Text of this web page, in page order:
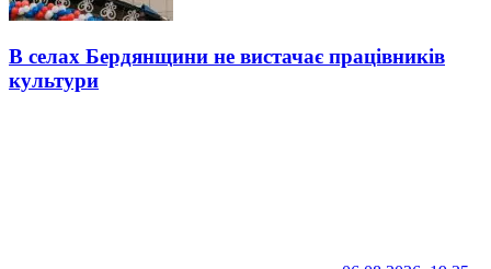
В селах Бердянщини не вистачає працівників
культури